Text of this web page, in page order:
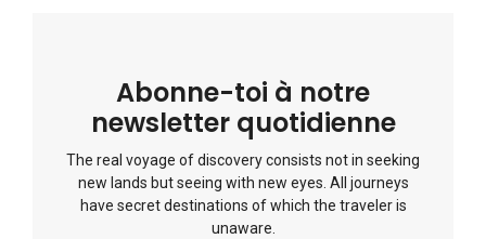
Abonne-toi à notre
newsletter quotidienne
The real voyage of discovery consists not in seeking
new lands but seeing with new eyes. All journeys
have secret destinations of which the traveler is
unaware.